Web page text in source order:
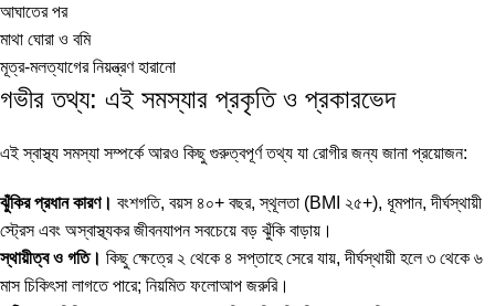
আঘাতের পর
মাথা ঘোরা ও বমি
মূত্র-মলত্যাগের নিয়ন্ত্রণ হারানো
গভীর তথ্য: এই সমস্যার প্রকৃতি ও প্রকারভেদ
এই স্বাস্থ্য সমস্যা সম্পর্কে আরও কিছু গুরুত্বপূর্ণ তথ্য যা রোগীর জন্য জানা প্রয়োজন:
ঝুঁকির প্রধান কারণ। বংশগতি, বয়স ৪০+ বছর, স্থূলতা (BMI ২৫+), ধূমপান, দীর্ঘস্থায়ী
স্ট্রেস এবং অস্বাস্থ্যকর জীবনযাপন সবচেয়ে বড় ঝুঁকি বাড়ায়।
স্থায়ীত্ব ও গতি। কিছু ক্ষেত্রে ২ থেকে ৪ সপ্তাহে সেরে যায়, দীর্ঘস্থায়ী হলে ৩ থেকে ৬
মাস চিকিৎসা লাগতে পারে; নিয়মিত ফলোআপ জরুরি।